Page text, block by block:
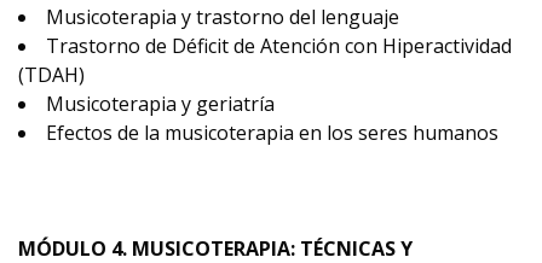
Musicoterapia y trastorno del lenguaje
Trastorno de Déficit de Atención con Hiperactividad
(TDAH)
Musicoterapia y geriatría
Efectos de la musicoterapia en los seres humanos
MÓDULO 4. MUSICOTERAPIA: TÉCNICAS Y